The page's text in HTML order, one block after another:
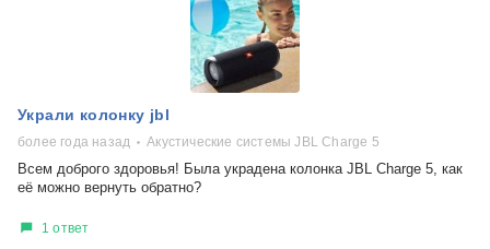
Украли колонку jbl
более года назад Акустические системы JBL Charge 5
Всем доброго здоровья! Была украдена колонка JBL Charge 5, как
её можно вернуть обратно?
1 ответ